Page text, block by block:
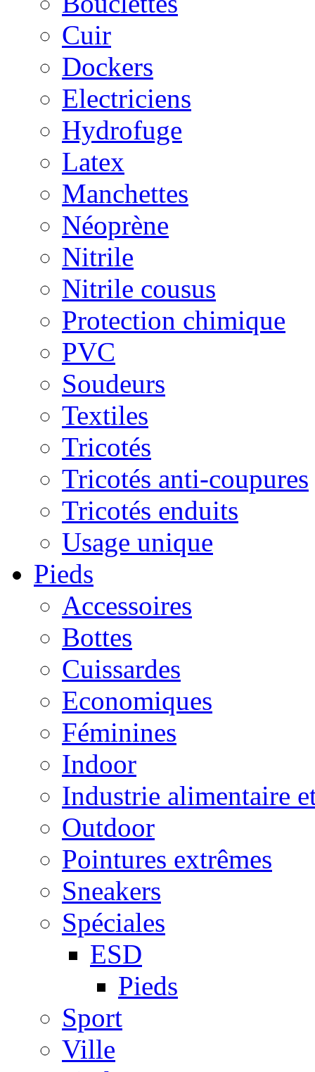
Cuir
Dockers
Electriciens
Hydrofuge
Latex
Manchettes
Néoprène
Nitrile
Nitrile cousus
Protection chimique
PVC
Soudeurs
Textiles
Tricotés
Tricotés anti-coupures
Tricotés enduits
Usage unique
Pieds
Accessoires
Bottes
Cuissardes
Economiques
Féminines
Indoor
Industrie alimentaire
Outdoor
Pointures extrêmes
Sneakers
Spéciales
ESD
Pieds
Sport
Ville